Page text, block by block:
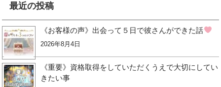
最近の投稿
《お客様の声》出会って５日で彼さんができた話
2026年8月4日
《重要》資格取得をしていただくうえで大切にしてい
きたい事